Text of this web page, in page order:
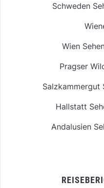
Schweden
Wien
Pragser
Salzkammergut
Hallstatt
Andalusien